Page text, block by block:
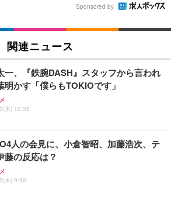
Sponsored by
関連ニュース
一、『鉄腕DASH』スタッフから言われ
明かす「僕らもTOKIOです」
木) 10:35
人の会見に、小倉智昭、加藤浩次、テ
藤の反応は？
木) 9:30